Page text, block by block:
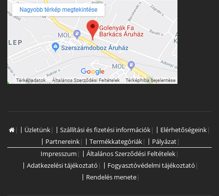
| Üzletünk| Szállítási és fizetési információk| Elérhetőségeink|
Partnereink| Termékkategóriák| Pályázat|
Impresszum | Általános Szerződési Feltételek|
Adatkezelési tájékoztató | Fogyasztóvédelmi tájékoztató |
Rendelés menete|